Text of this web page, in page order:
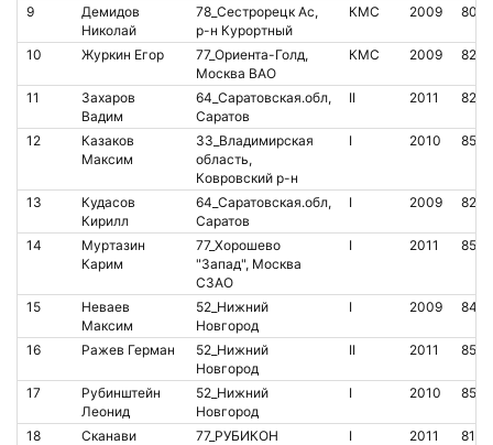
9
Демидов
Николай
78_Сестрорецк Ас,
р-н Курортный
КМС 2009
10 Журкин Егор
77_Ориента-Голд,
Москва ВАО
КМС 2009
11
Захаров
Вадим
64_Саратовская.обл,
Саратов
II 2011
12
Казаков
Максим
33_Владимирская
область,
Ковровский р-н
I 2010
13
Кудасов
Кирилл
64_Саратовская.обл,
Саратов
I 2009
14
Муртазин
Карим
77_Хорошево
"Запад", Москва
СЗАО
I 2011
15
Неваев
Максим
52_Нижний
Новгород
I 2009
16 Ражев Герман
52_Нижний
Новгород
II 2011
17
Рубинштейн
Леонид
52_Нижний
Новгород
I 2010
18
Сканави
77_РУБИКОН
I 2011